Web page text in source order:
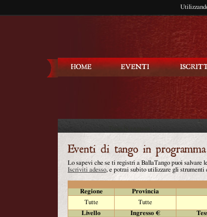
Lo sapevi che se ti registri a BallaTango puoi salvare
Iscriviti adesso, e potrai subito utilizzare gli
Regione
Provincia
Tutte
Tutte
Livello
Ingresso €